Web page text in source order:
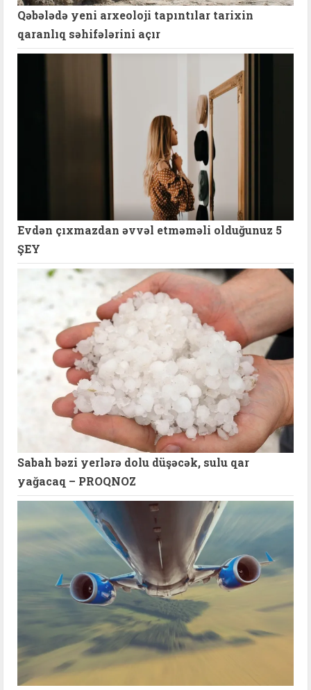
Qəbələdə yeni arxeoloji tapıntılar tarixin
qaranlıq səhifələrini açır
Evdən çıxmazdan əvvəl etməməli olduğunuz 5
ŞEY
Sabah bəzi yerlərə dolu düşəcək, sulu qar
yağacaq – PROQNOZ